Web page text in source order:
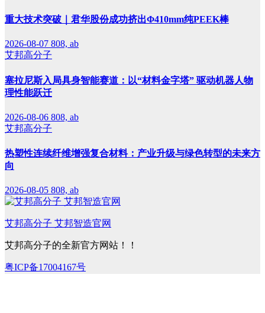
重大技术突破｜君华股份成功挤出Φ410mm纯PEEK棒
2026-08-07 808, ab
艾邦高分子
塞拉尼斯入局具身智能赛道：以“材料金字塔” 驱动机器人物
理性能跃迁
2026-08-06 808, ab
艾邦高分子
热塑性连续纤维增强复合材料：产业升级与绿色转型的未来方
向
2026-08-05 808, ab
艾邦高分子 艾邦智造官网
艾邦高分子的全新官方网站！！
粤ICP备17004167号